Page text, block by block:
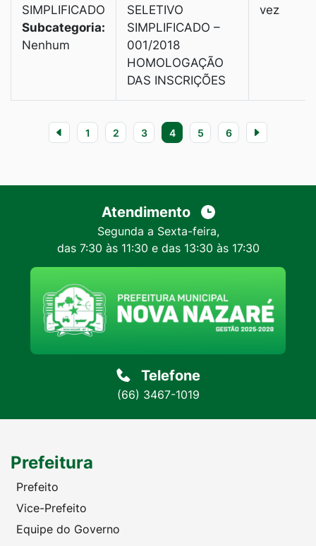
SIMPLIFICADO
Subcategoria:
Nenhum
SELETIVO
SIMPLIFICADO –
001/2018
HOMOLOGAÇÃO
DAS INSCRIÇÕES
vez
1 2 3 4 5 6
Atendimento
Segunda a Sexta-feira,
das 7:30 às 11:30 e das 13:30 às 17:30
Telefone
(66) 3467-1019
Prefeitura
Prefeito
Vice-Prefeito
Equipe do Governo